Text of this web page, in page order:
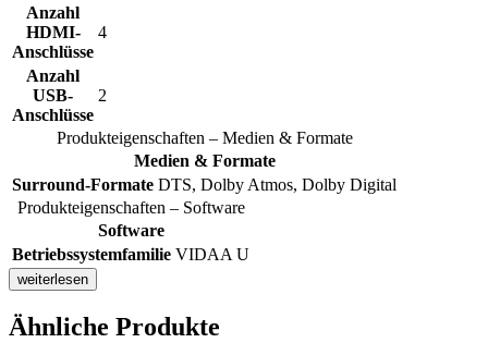
Anzahl
HDMI-
Anschlüsse
4
Anzahl
USB-
Anschlüsse
2
Produkteigenschaften – Medien & Formate
Medien & Formate
Surround-Formate DTS, Dolby Atmos, Dolby Digital
Produkteigenschaften – Software
Software
Betriebssystemfamilie VIDAA U
weiterlesen
Ähnliche Produkte